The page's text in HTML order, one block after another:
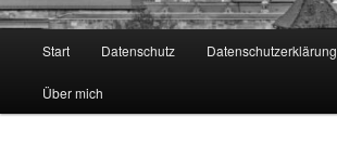
Start Datenschutz Datenschutzerklärung
Über mich